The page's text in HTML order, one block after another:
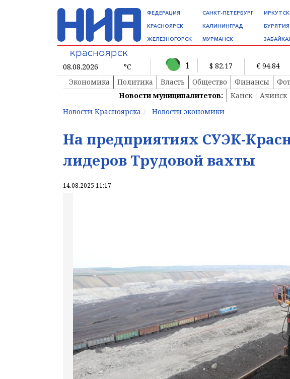
ФЕДЕРАЦИЯ
КРАСНОЯРСК
ЖЕЛЕЗНОГОРСК
САНКТ-ПЕТЕРБУРГ
КАЛИНИНГРАД
МУРМАНСК
ИРКУТСК
БУРЯТИЯ
08.08.2026 °C 1 $ 82.17 € 94.84
Экономика
Политика Власть Общество Финансы
Новости муниципалитетов:
Канск Ачинск
Новости Красноярска
Новости экономики
На предприятиях СУЭК-
лидеров Трудовой вахты
14.08.2025 11:17